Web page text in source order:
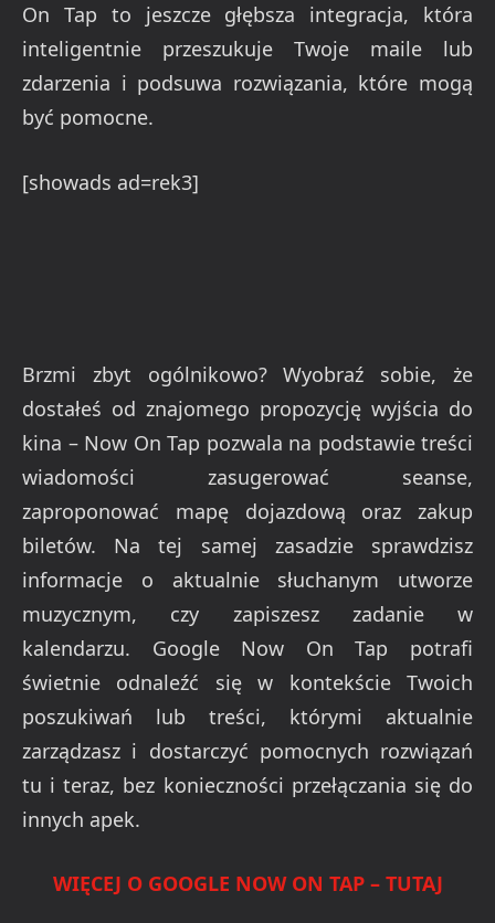
On Tap to jeszcze głębsza integracja, która
inteligentnie przeszukuje Twoje maile lub
zdarzenia i podsuwa rozwiązania, które mogą
być pomocne.
[showads ad=rek3]
Brzmi zbyt ogólnikowo? Wyobraź sobie, że
dostałeś od znajomego propozycję wyjścia do
kina – Now On Tap pozwala na podstawie treści
wiadomości zasugerować seanse,
zaproponować mapę dojazdową oraz zakup
biletów. Na tej samej zasadzie sprawdzisz
informacje o aktualnie słuchanym utworze
muzycznym, czy zapiszesz zadanie w
kalendarzu. Google Now On Tap potrafi
świetnie odnaleźć się w kontekście Twoich
poszukiwań lub treści, którymi aktualnie
zarządzasz i dostarczyć pomocnych rozwiązań
tu i teraz, bez konieczności przełączania się do
innych apek.
WIĘCEJ O GOOGLE NOW ON TAP – TUTAJ